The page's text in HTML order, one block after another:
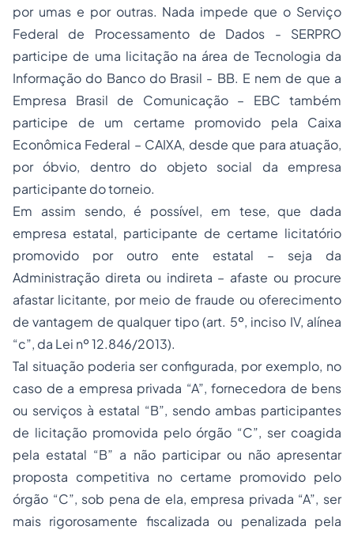
por umas e por outras. Nada impede que o Serviço
Federal de Processamento de Dados - SERPRO
participe de uma licitação na área de Tecnologia da
Informação do Banco do Brasil - BB. E nem de que a
Empresa Brasil de Comunicação – EBC também
participe de um certame promovido pela Caixa
Econômica Federal – CAIXA, desde que para atuação,
por óbvio, dentro do objeto social da empresa
participante do torneio.
Em assim sendo, é possível, em tese, que dada
empresa estatal, participante de certame licitatório
promovido por outro ente estatal – seja da
Administração direta ou indireta – afaste ou procure
afastar licitante, por meio de fraude ou oferecimento
de vantagem de qualquer tipo (art. 5º, inciso IV, alínea
“c”, da Lei nº 12.846/2013).
Tal situação poderia ser configurada, por exemplo, no
caso de a empresa privada “A”, fornecedora de bens
ou serviços à estatal “B”, sendo ambas participantes
de licitação promovida pelo órgão “C”, ser coagida
pela estatal “B” a não participar ou não apresentar
proposta competitiva no certame promovido pelo
órgão “C”, sob pena de ela, empresa privada “A”, ser
mais rigorosamente fiscalizada ou penalizada pela